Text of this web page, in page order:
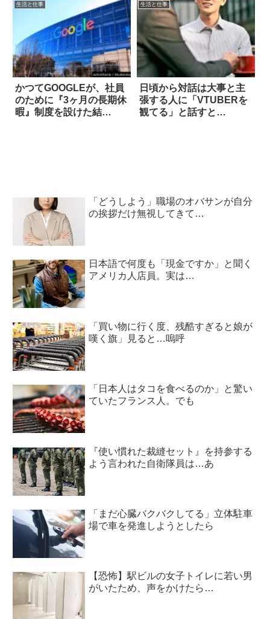
生活と仕事
かつてGOOGLEが、社員
のために『3ヶ月の長期休
暇』制度を設けた結
生活と仕事
日頃から対話は大事と主
張する人に「VTUBERを
観てる」と話すと…
「どうしよう」職場のオバサンが自分
の挨拶だけ無視してきて…
日本語で何度も「現金ですか」と聞く
アメリカ人店員。実は…
「買い物に行く度、残酷すぎると娘が
嘆く旗」見ると…嗚呼
「日本人はタコを食べるのか」と驚い
ていたフランス人。でも
『使い慣れた裁縫セット』を持参する
よう言われた自衛隊員は…あ
「まだ心臓バクバクしてる」立体駐車
場で車を発進しようとしたら
【恐怖】駅ビルの女子トイレに若い男
がいたため、声をかけたら…